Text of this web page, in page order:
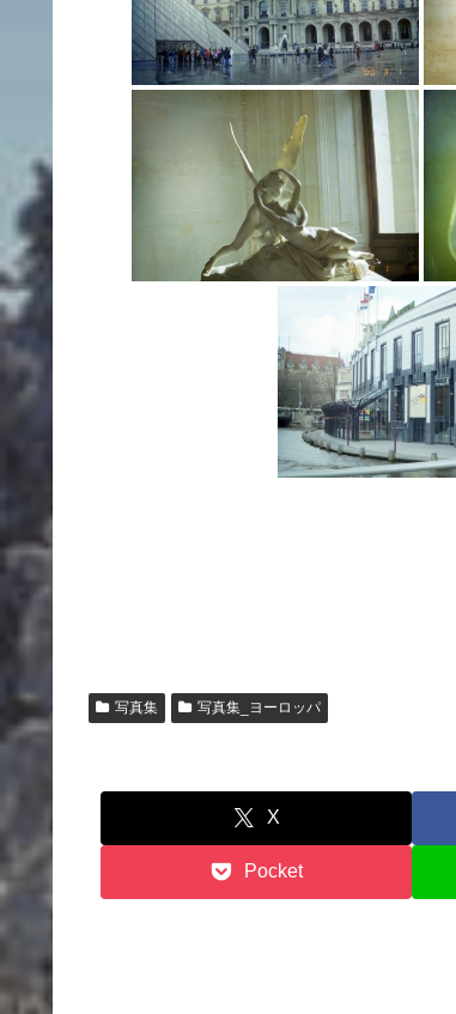
写真集 写真集_ヨーロッパ
X
Pocket